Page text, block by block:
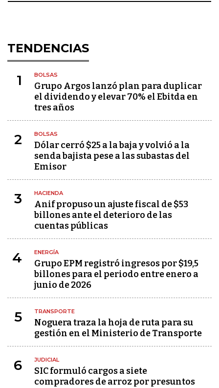
TENDENCIAS
1 BOLSAS
Grupo Argos lanzó plan para duplicar
el dividendo y elevar 70% el Ebitda en
tres años
2 BOLSAS
Dólar cerró $25 a la baja y volvió a la
senda bajista pese a las subastas del
Emisor
3 HACIENDA
Anif propuso un ajuste fiscal de $53
billones ante el deterioro de las
cuentas públicas
4 ENERGÍA
Grupo EPM registró ingresos por $19,5
billones para el periodo entre enero a
junio de 2026
5 TRANSPORTE
Noguera traza la hoja de ruta para su
gestión en el Ministerio de Transporte
6 JUDICIAL
SIC formuló cargos a siete
compradores de arroz por presuntos